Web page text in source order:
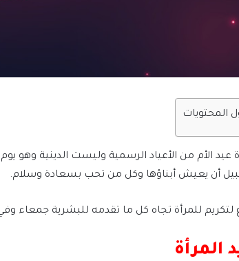
المحتويات
عيد الأم من الأعياد الرسمية وليست الدينية
أن يعيش أبناؤها وكل من تحب بسعادة وسلام.
لتكريم للمرأة تجاه كل ما تقدمه للبشرية جمعاء
المرأة